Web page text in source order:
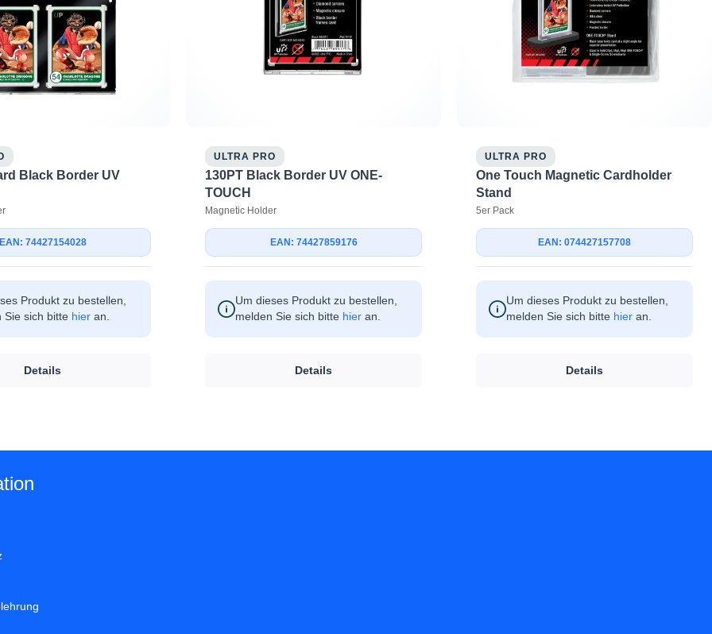
Black Border UV
EAN: 74427154028
Produkt zu bestellen,
Sie sich bitte hier an.
Details
ULTRA PRO
130PT Black Border UV ONE-
TOUCH
Magnetic Holder
EAN: 74427859176
Um dieses Produkt zu bestellen,
melden Sie sich bitte hier an.
Details
ULTRA PRO
One Touch Magnetic Cardholder
Stand
5er Pack
EAN: 074427157708
Um dieses Produkt zu bestellen,
melden Sie sich bitte hier an.
Details